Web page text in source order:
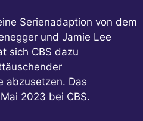
Serienadaption von dem
und Jamie Lee
sich CBS dazu
abzusetzen. Das
2023 bei CBS.